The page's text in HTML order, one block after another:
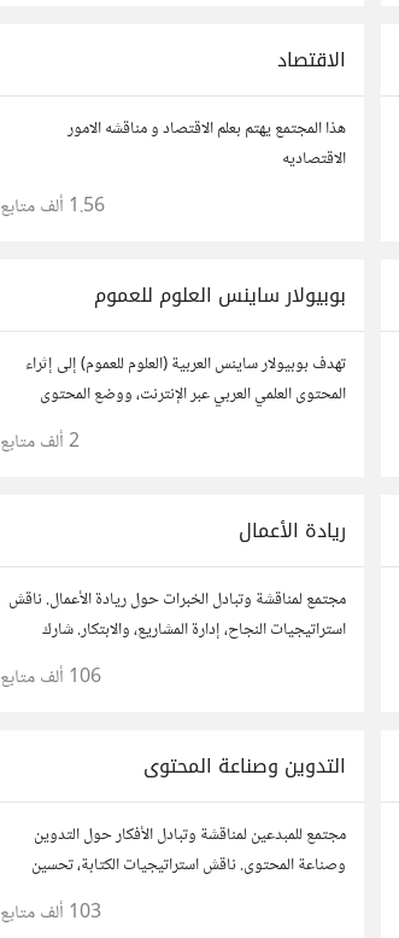
الاقتصاد
هذا المجتمع يهتم بعلم الاقتصاد و مناقشه الامور
الاقتصاديه
1.56 ألف متابع
بوبيولار ساينس العلوم للعموم
تهدف بوبيولار ساينس العربية (العلوم للعموم) إلى إثراء
المحتوى العلمي العربي عبر الإنترنت، ووضع المحتوى
العلمي والتقني المميز بين يدي القارئ العربي كي يكون
مطلعاً على أهم الإنجازات والتطبيقات المختلفة.2 ألف متابع
ريادة الأعمال
مجتمع لمناقشة وتبادل الخبرات حول ريادة الأعمال. ناقش
استراتيجيات النجاح، إدارة المشاريع، والابتكار. شارك
أفكارك، قصص نجاحك، وأسئلتك، وتواصل مع رواد أعمال
106 ألف متابع
التدوين وصناعة المحتوى
مجتمع للمبدعين لمناقشة وتبادل الأفكار حول التدوين
وصناعة المحتوى. ناقش استراتيجيات الكتابة، تحسين
محركات البحث، وإنتاج المحتوى المرئي والمسموع. شارك
أفكارك وأسئلتك، وتواصل مع كتّاب ومبدعين آخرين.
103 ألف متابع